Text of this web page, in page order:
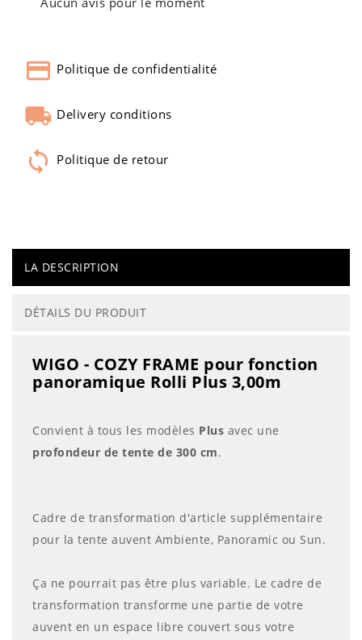
Politique de confidentialité
Delivery conditions
Politique de retour
LA DESCRIPTION
DÉTAILS DU PRODUIT
WIGO - COZY FRAME pour fonction
panoramique Rolli Plus 3,00m
Convient à tous les modèles Plus avec une
profondeur de tente de 300 cm.
Cadre de transformation d'article supplémentaire
pour la tente auvent Ambiente, Panoramic ou Sun.
Ça ne pourrait pas être plus variable. Le cadre de
transformation transforme une partie de votre
auvent en un espace libre couvert sous votre